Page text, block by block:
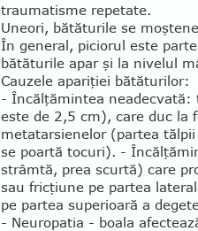
traumatisme repetate.
Uneori, bătă­tu­rile se
În general, piciorul este
bătăturile apar şi la nivelul
Cauzele apariţiei bătăturilor:
- Încălţămintea neadecvată:
este de 2,5 cm), care duc la
metatarsienelor (par­tea
se poartă tocuri). -
strâmtă, prea scurtă) care
sau fricţiune pe partea
pe partea superi­oară a
- Neuropatia - boala